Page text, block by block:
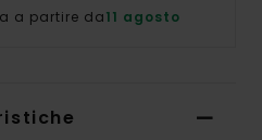
a partire da11 agosto